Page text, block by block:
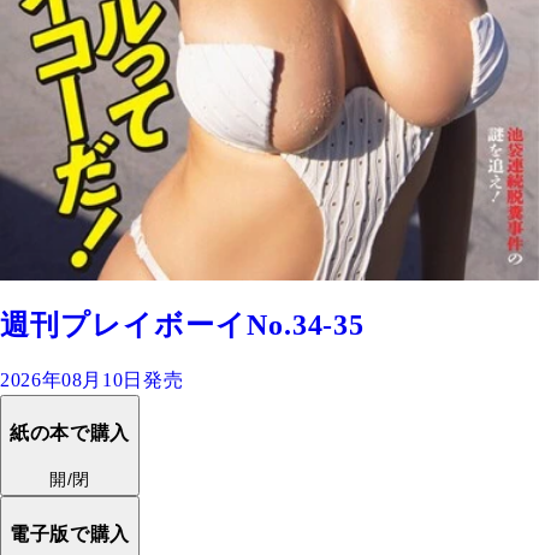
週刊プレイボーイNo.34-35
2026年08月10日発売
紙の本で購入
開/閉
電子版で購入